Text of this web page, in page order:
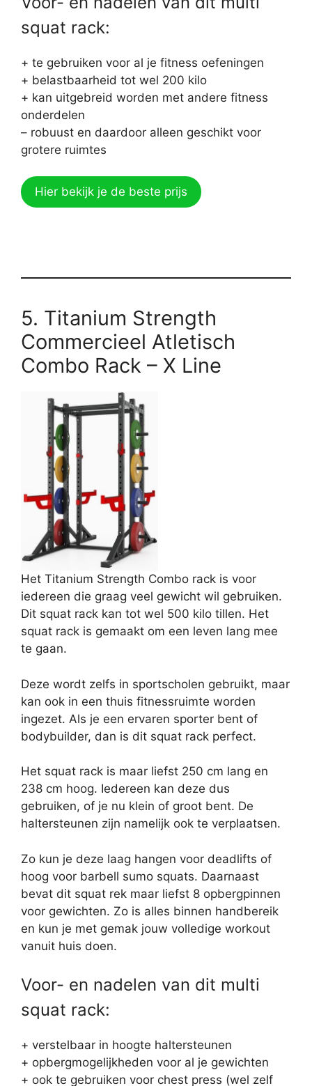
squat rack:
+ te gebruiken voor al je fitness oefeningen
+ belastbaarheid tot wel 200 kilo
+ kan uitgebreid worden met andere fitness
onderdelen
– robuust en daardoor alleen geschikt voor
grotere ruimtes
Hier bekijk je de beste prijs
5. Titanium Strength
Commercieel Atletisch
Combo Rack – X Line
Het Titanium Strength Combo rack is voor
iedereen die graag veel gewicht wil gebruiken.
Dit squat rack kan tot wel 500 kilo tillen. Het
squat rack is gemaakt om een leven lang mee
te gaan.
Deze wordt zelfs in sportscholen gebruikt, maar
kan ook in een thuis fitnessruimte worden
ingezet. Als je een ervaren sporter bent of
bodybuilder, dan is dit squat rack perfect.
Het squat rack is maar liefst 250 cm lang en
238 cm hoog. Iedereen kan deze dus
gebruiken, of je nu klein of groot bent. De
haltersteunen zijn namelijk ook te verplaatsen.
Zo kun je deze laag hangen voor deadlifts of
hoog voor barbell sumo squats. Daarnaast
bevat dit squat rek maar liefst 8 opbergpinnen
voor gewichten. Zo is alles binnen handbereik
en kun je met gemak jouw volledige workout
vanuit huis doen.
Voor- en nadelen van dit multi
squat rack:
+ verstelbaar in hoogte haltersteunen
+ opbergmogelijkheden voor al je gewichten
+ ook te gebruiken voor chest press (wel zelf